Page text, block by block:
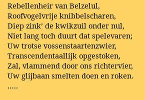
Rebellenheir van Belzelul,
Roofvogelvrije knibbelscharen,
Diep zink’ de kwikzuil onder nul,
Niet lang toch duurt dat spelevaren;
Uw trotse vossenstaartenzwier,
Transcendentaallijk opgestoken,
Zal, vlammend door ons richtervier,
Uw glijbaan smelten doen en roken.
…..